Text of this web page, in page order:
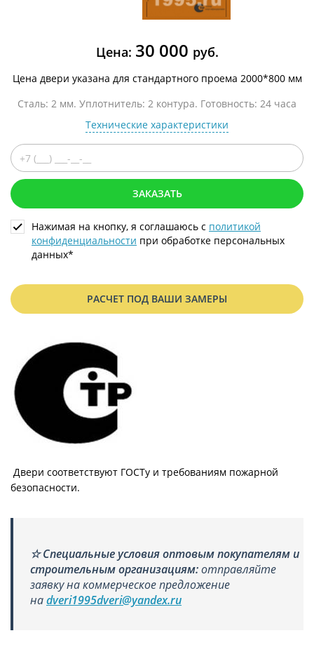
Цена: 30 000 руб.
Цена двери указана для стандартного проема 2000*800 мм
Сталь: 2 мм. Уплотнитель: 2 контура. Готовность: 24 часа
Технические характеристики
ЗАКАЗАТЬ
Нажимая на кнопку, я соглашаюсь с политикой
конфиденциальности при обработке персональных
данных*
РАСЧЕТ ПОД ВАШИ ЗАМЕРЫ
Двери соответствуют ГОСТу и требованиям пожарной
безопасности.
☆Специальные условия оптовым покупателям и
строительным организациям:отправляйте
заявку на коммерческое предложение
наdveri1995dveri@yandex.ru